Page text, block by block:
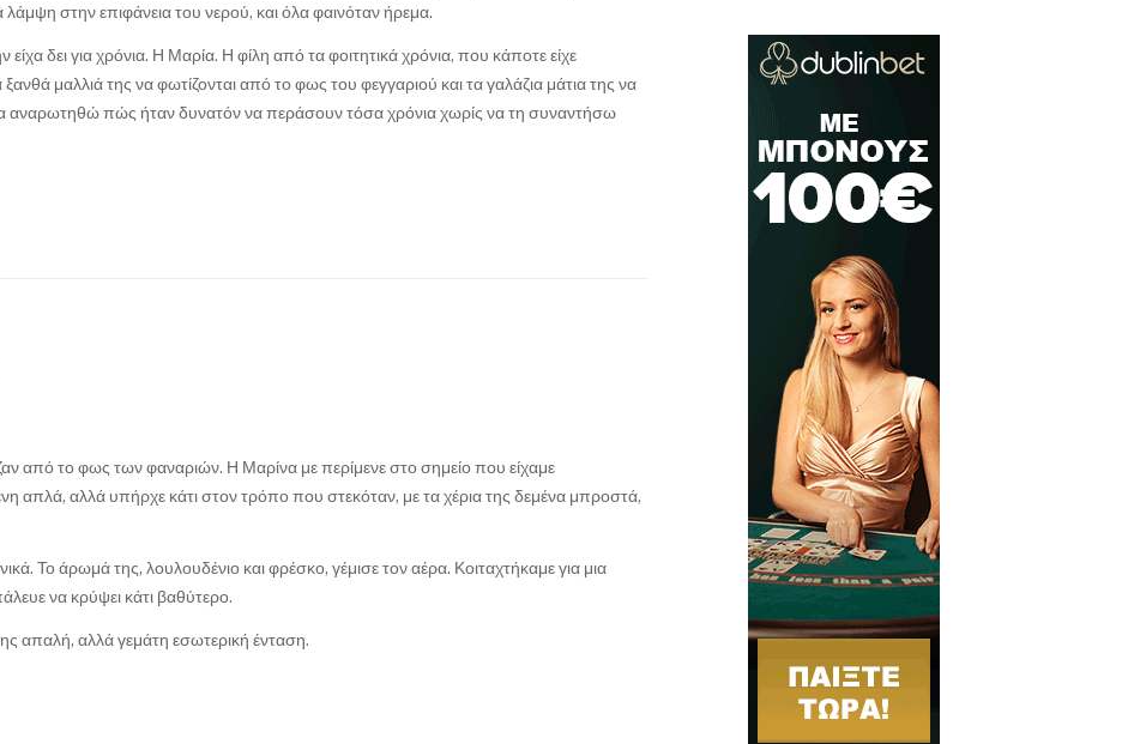
στην επιφάνεια του νερού, και όλα φαινόταν ήρεμα.
δει για χρόνια. Η Μαρία. Η φίλη από τα φοιτητικά χρόνια, που κάποτε είχε
μαλλιά της να φωτίζονται από το φως του φεγγαριού και τα γαλάζια μάτια της να
αναρωτηθώ πώς ήταν δυνατόν να περάσουν τόσα χρόνια χωρίς να τη συναντήσω
από το φως των φαναριών. Η Μαρίνα με περίμενε στο σημείο που είχαμε
απλά, αλλά υπήρχε κάτι στον τρόπο που στεκόταν, με τα χέρια της δεμένα μπροστά,
Το άρωμά της, λουλουδένιο και φρέσκο, γέμισε τον αέρα. Κοιταχτήκαμε για μια
να κρύψει κάτι βαθύτερο.
απαλή, αλλά γεμάτη εσωτερική ένταση.